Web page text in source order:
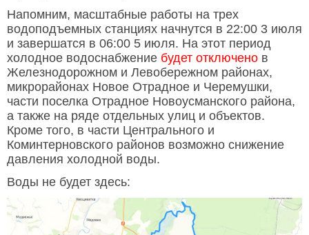
Напомним, масштабные работы на трех
водоподъемных станциях начнутся в 22:00 3 июля
и завершатся в 06:00 5 июля. На этот период
холодное водоснабжение будет отключено в
Железнодорожном и Левобережном районах,
микрорайонах Новое Отрадное и Черемушки,
части поселка Отрадное Новоусманского района,
а также на ряде отдельных улиц и объектов.
Кроме того, в части Центрального и
Коминтерновского районов возможно снижение
давления холодной воды.
Воды не будет здесь: